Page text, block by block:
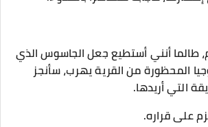
طالما أنني أستطيع جعل الجاسوس الذي
المحظورة من القرية يهرب، سأنجز
التي أريدها.
على قراره.